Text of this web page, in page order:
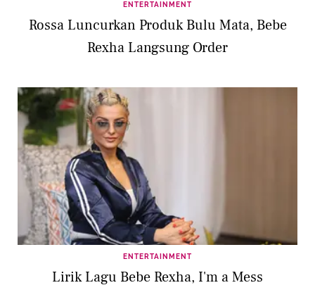
ENTERTAINMENT
Rossa Luncurkan Produk Bulu Mata, Bebe
Rexha Langsung Order
ENTERTAINMENT
Lirik Lagu Bebe Rexha, I'm a Mess